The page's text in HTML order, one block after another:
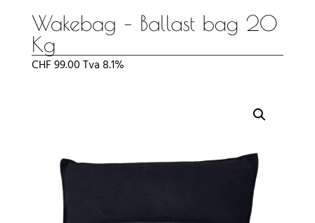
Wakebag – Ballast bag 20
Kg
CHF99.00 Tva 8.1%